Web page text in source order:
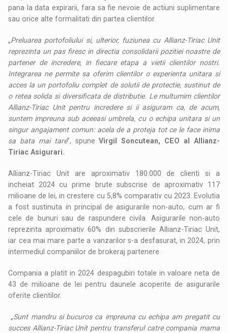
pana la data expirarii, fara sa fie nevoie de actiuni suplimentare
sau orice alte formalitati din partea clientilor.
„Preluarea portofoliului si, ulterior, fuziunea cu Allianz-Tiriac Unit
reprezinta un pas firesc in directia consolidarii pozitiei noastre de
partener de incredere, in fiecare etapa a vietii clientilor nostri.
Integrarea ne permite sa oferim clientilor o experienta unitara si
acces la un portofoliu complet de solutii de protectie, sustinut de
o retea solida si diversificata de distributie. Le multumim clientilor
Allianz-Tiriac Unit pentru incredere si ii asiguram ca, de acum,
suntem impreuna sub aceeasi umbrela, cu o echipa unitara si un
singur angajament comun: acela de a proteja tot ce le face inima
sa bata mai tare”, spuneVirgil Soncutean, CEO al Allianz-
Tiriac Asigurari.
Allianz-Tiriac Unit are aproximativ 180.000 de clienti si a
incheiat 2024 cu prime brute subscrise de aproximativ 117
milioane de lei, in crestere cu 5,8% comparativ cu 2023. Evolutia
a fost sustinuta in principal de asigurarile non-auto, cum ar fi
cele de bunuri sau de raspundere civila. Asigurarile non-auto
reprezinta aproximativ 60% din subscrierile Allianz-Tiriac Unit,
iar cea mai mare parte a vanzarilor s-a desfasurat, in 2024, prin
intermediul companiilor de brokeraj partenere.
Compania a platit in 2024 despagubiri totale in valoare neta de
43 de milioane de lei pentru daunele acoperite de asigurarile
oferite clientilor.
„Sunt mandru si bucuros ca impreuna cu echipa am pregatit cu
succes Allianz-Tiriac Unit pentru transferul catre compania mama